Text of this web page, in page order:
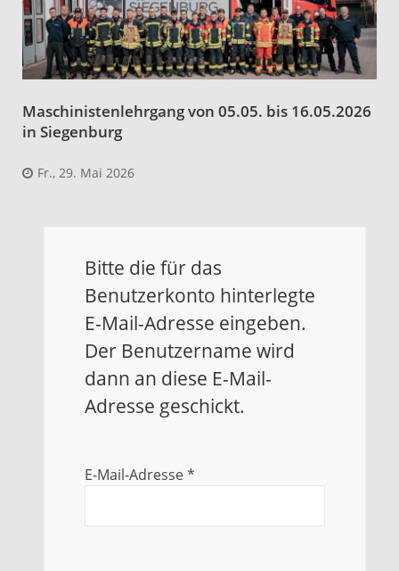
Maschinistenlehrgang von 05.05. bis 16.05.2026
in Siegenburg
Fr., 29. Mai 2026
Bitte die für das
Benutzerkonto hinterlegte
E-Mail-Adresse eingeben.
Der Benutzername wird
dann an diese E-Mail-
Adresse geschickt.
E-Mail-Adresse*